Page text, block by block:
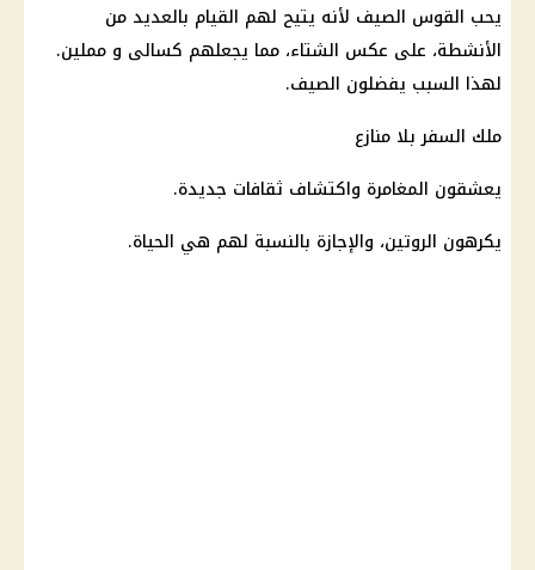
يحب القوس الصيف لأنه يتيح لهم القيام بالعديد من
الأنشطة، على عكس الشتاء، مما يجعلهم كسالى و مملين.
لهذا السبب يفضلون الصيف.
ملك السفر بلا منازع
يعشقون المغامرة واكتشاف ثقافات جديدة.
يكرهون الروتين، والإجازة بالنسبة لهم هي الحياة.